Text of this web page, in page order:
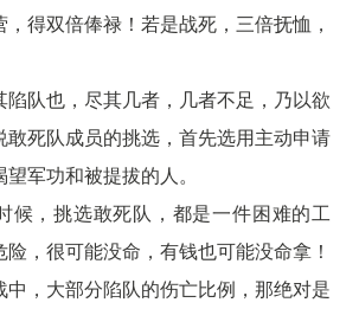
得双倍俸禄！若是战死，三倍抚恤，
陷队也，尽其几者，几者不足，乃以欲
敢死队成员的挑选，首先选用主动申请
军功和被提拔的人。
候，挑选敢死队，都是一件困难的工
，很可能没命，有钱也可能没命拿！
中，大部分陷队的伤亡比例，那绝对是